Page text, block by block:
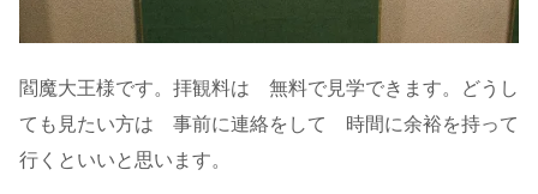
閻魔大王様です。拝観料は 無料で見学できます。どうし
ても見たい方は 事前に連絡をして 時間に余裕を持って
行くといいと思います。